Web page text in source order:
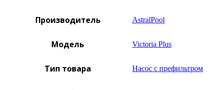
Производитель AstralPool
Модель Victoria Plus
Тип товара Насос с префильтром